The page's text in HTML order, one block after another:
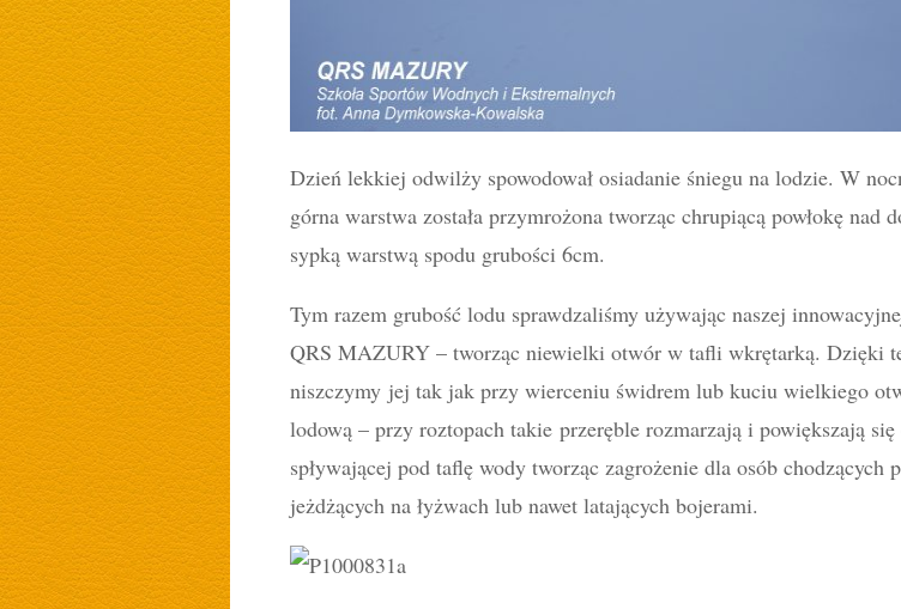
Dzień lekkiej odwilży spowodował osiadanie śniegu na lodzie. W
górna warstwa została przymrożona tworząc chrupiącą powłokę nad
sypką warstwą spodu grubości 6cm.
Tym razem grubość lodu sprawdzaliśmy używając naszej
QRS MAZURY – tworząc niewielki otwór w tafli wkrętarką. Dzięki
niszczymy jej tak jak przy wierceniu świdrem lub kuciu wielkiego
lodową – przy roztopach takie przeręble rozmarzają i powiększają się
spływającej pod taflę wody tworząc zagrożenie dla osób chodzących
jeżdżących na łyżwach lub nawet latających bojerami.